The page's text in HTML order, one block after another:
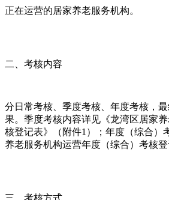
正在运营的居家养老服务机构。
二、考核内容
分日常考核、季度考核、年度考核，
果。季度考核内容详见《龙湾区居家
核登记表》（附件1）；年度（综合）
养老服务机构运营年度（综合）考核登
三、考核方式